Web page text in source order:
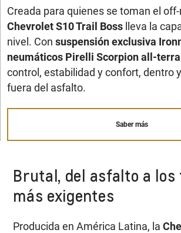
Creada para quienes se toman el
Chevrolet S10 Trail Boss lleva la
nivel. Consuspensión exclusiva
neumáticos Pirelli Scorpion all-
control, estabilidad y confort, dentro
fuera del asfalto.
Saber más
Brutal, del asfalto a
más exigentes
Producida en América Latina, la